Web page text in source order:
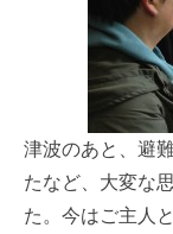
津波のあと、避
たなど、大変な
た。今はご主人